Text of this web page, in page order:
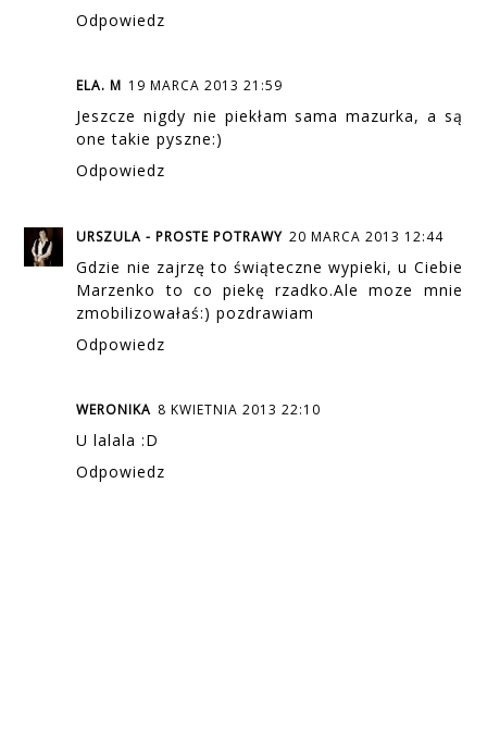
Odpowiedz
ELA. M 19 MARCA 2013 21:59
Jeszcze nigdy nie piekłam sama mazurka, a są
one takie pyszne:)
Odpowiedz
URSZULA - PROSTE POTRAWY 20 MARCA 2013 12:44
Gdzie nie zajrzę to świąteczne wypieki, u Ciebie
Marzenko to co piekę rzadko.Ale moze mnie
zmobilizowałaś:) pozdrawiam
Odpowiedz
WERONIKA 8 KWIETNIA 2013 22:10
U lalala :D
Odpowiedz